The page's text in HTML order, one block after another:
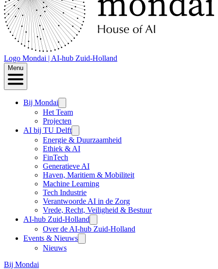
Logo Mondai | AI-hub Zuid-Holland
Menu
Bij Mondai
Het Team
Projecten
AI bij TU Delft
Energie & Duurzaamheid
Ethiek & AI
FinTech
Generatieve AI
Haven, Maritiem & Mobiliteit
Machine Learning
Tech Industrie
Verantwoorde AI in de Zorg
Vrede, Recht, Veiligheid & Bestuur
AI-hub Zuid-Holland
Over de AI-hub Zuid-Holland
Events & Nieuws
Nieuws
Bij Mondai